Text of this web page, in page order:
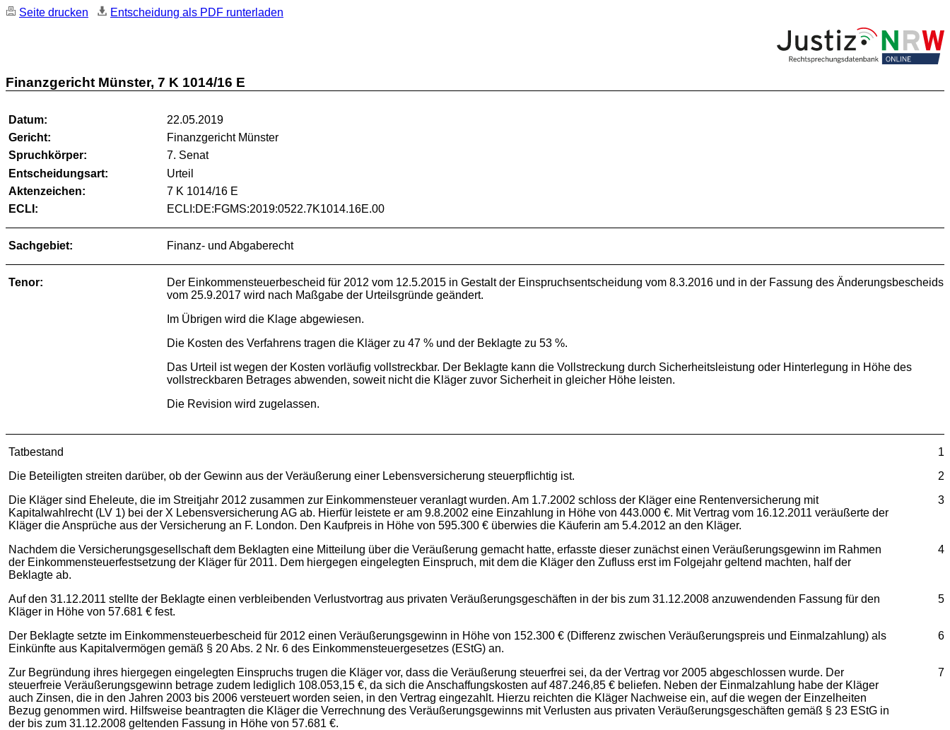
Seite drucken Entscheidung als PDF runterladen
Finanzgericht Münster, 7 K 1014/16 E
Datum:
22.05.2019
Gericht:
Finanzgericht Münster
Spruchkörper:
7. Senat
Entscheidungsart:
Urteil
Aktenzeichen:
7 K 1014/16 E
ECLI:
ECLI:DE:FGMS:2019:0522.7K1014.16E.00
Sachgebiet: Finanz- und Abgaberecht
Tenor:
Der Einkommensteuerbescheid für 2012 vom 12.5.2015 in Gestalt der Einspruchsentscheidung vom 8.3.2016 und in der Fassung des Änderungsbescheids
vom 25.9.2017 wird nach Maßgabe der Urteilsgründe geändert.
Im Übrigen wird die Klage abgewiesen.
Die Kosten des Verfahrens tragen die Kläger zu 47 % und der Beklagte zu 53 %.
Das Urteil ist wegen der Kosten vorläufig vollstreckbar. Der Beklagte kann die Vollstreckung durch Sicherheitsleistung oder Hinterlegung in Höhe des
vollstreckbaren Betrages abwenden, soweit nicht die Kläger zuvor Sicherheit in gleicher Höhe leisten.
Die Revision wird zugelassen.
1
Tatbestand
2
Die Beteiligten streiten darüber, ob der Gewinn aus der Veräußerung einer Lebensversicherung steuerpflichtig ist.
3
Die Kläger sind Eheleute, die im Streitjahr 2012 zusammen zur Einkommensteuer veranlagt wurden. Am 1.7.2002 schloss der Kläger eine Rentenversicherung mit
Kapitalwahlrecht (LV 1) bei der X Lebensversicherung AG ab. Hierfür leistete er am 9.8.2002 eine Einzahlung in Höhe von 443.000 €. Mit Vertrag vom 16.12.2011 veräußerte der
Kläger die Ansprüche aus der Versicherung an F. London. Den Kaufpreis in Höhe von 595.300 € überwies die Käuferin am 5.4.2012 an den Kläger.
4
Nachdem die Versicherungsgesellschaft dem Beklagten eine Mitteilung über die Veräußerung gemacht hatte, erfasste dieser zunächst einen Veräußerungsgewinn im Rahmen
der Einkommensteuerfestsetzung der Kläger für 2011. Dem hiergegen eingelegten Einspruch, mit dem die Kläger den Zufluss erst im Folgejahr geltend machten, half der
Beklagte ab.
5
Auf den 31.12.2011 stellte der Beklagte einen verbleibenden Verlustvortrag aus privaten Veräußerungsgeschäften in der bis zum 31.12.2008 anzuwendenden Fassung für den
Kläger in Höhe von 57.681 € fest.
6
Der Beklagte setzte im Einkommensteuerbescheid für 2012 einen Veräußerungsgewinn in Höhe von 152.300 € (Differenz zwischen Veräußerungspreis und Einmalzahlung) als
Einkünfte aus Kapitalvermögen gemäß § 20 Abs. 2 Nr. 6 des Einkommensteuergesetzes (EStG) an.
7
Zur Begründung ihres hiergegen eingelegten Einspruchs trugen die Kläger vor, dass die Veräußerung steuerfrei sei, da der Vertrag vor 2005 abgeschlossen wurde. Der
steuerfreie Veräußerungsgewinn betrage zudem lediglich 108.053,15 €, da sich die Anschaffungskosten auf 487.246,85 € beliefen. Neben der Einmalzahlung habe der Kläger
auch Zinsen, die in den Jahren 2003 bis 2006 versteuert worden seien, in den Vertrag eingezahlt. Hierzu reichten die Kläger Nachweise ein, auf die wegen der Einzelheiten
Bezug genommen wird. Hilfsweise beantragten die Kläger die Verrechnung des Veräußerungsgewinns mit Verlusten aus privaten Veräußerungsgeschäften gemäß § 23 EStG in
der bis zum 31.12.2008 geltenden Fassung in Höhe von 57.681 €.